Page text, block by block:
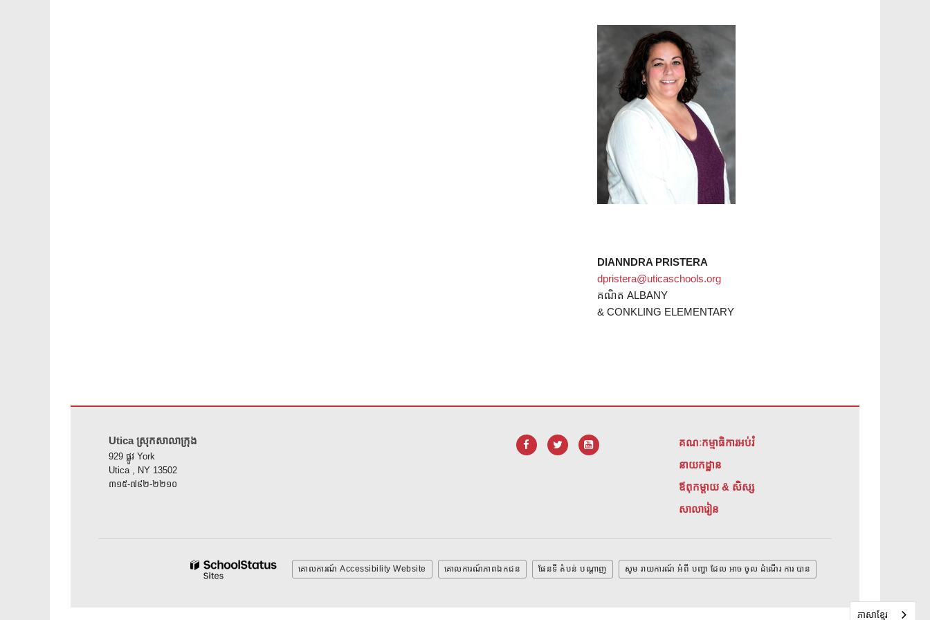
DIANNDRA PRISTERA
dpristera@uticaschools.org
គណិត ALBANY
& CONKLING ELEMENTARY
Utica ស្រុកសាលាក្រុង
929 ផ្លូវ York
Utica , NY 13502
៣១៥-៧៩២-២២១០
គណៈកម្មាធិការអប់រំ
នាយកដ្ឋាន
ឪពុកម្តាយ & សិស្ស
សាលារៀន
គោលការណ៍ Accessibility Website គោលការណ៍ភាពឯកជន ផែនទី តំបន់ បណ្ដាញ សូម រាយការណ៍ អំពី បញ្ហា ដែល អាច ចូល ដំណើរ ការ បាន
ភាសាខ្មែរ